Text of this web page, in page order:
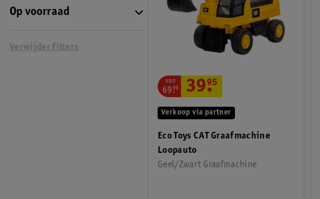
Op voorraad
Verwijder filters
Eco Toys CAT Graafmachine
Loopauto
Geel/Zwart Graafmachine
Verkoop via partner
van
69.
99 39.
95